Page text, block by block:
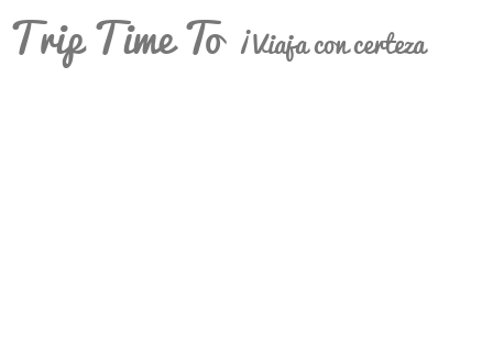
Trip Time To ¡Viaja con certeza